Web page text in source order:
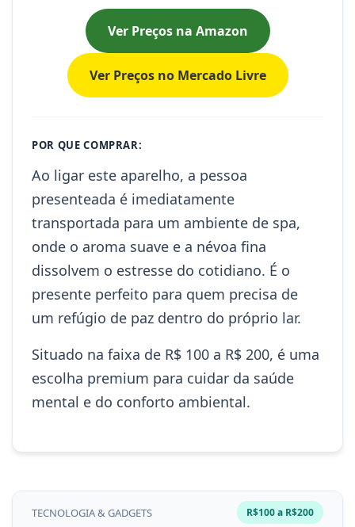
Ver Preços na Amazon
Ver Preços no Mercado Livre
POR QUE COMPRAR:
Ao ligar este aparelho, a pessoa
presenteada é imediatamente
transportada para um ambiente de spa,
onde o aroma suave e a névoa fina
dissolvem o estresse do cotidiano. É o
presente perfeito para quem precisa de
um refúgio de paz dentro do próprio lar.
Situado na faixa de R$ 100 a R$ 200, é uma
escolha premium para cuidar da saúde
mental e do conforto ambiental.
TECNOLOGIA & GADGETS R$100 a R$200